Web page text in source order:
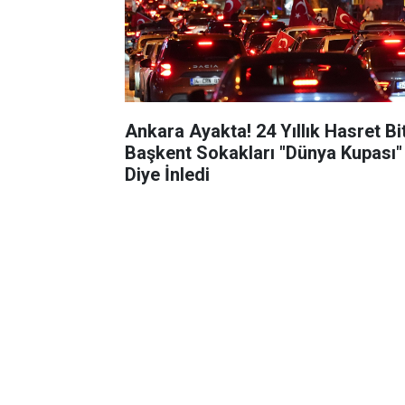
Ankara Ayakta! 24 Yıllık Hasret
Başkent Sokakları "Dünya Kupası"
Diye İnledi